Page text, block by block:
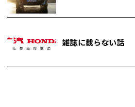
雑誌に載らない話